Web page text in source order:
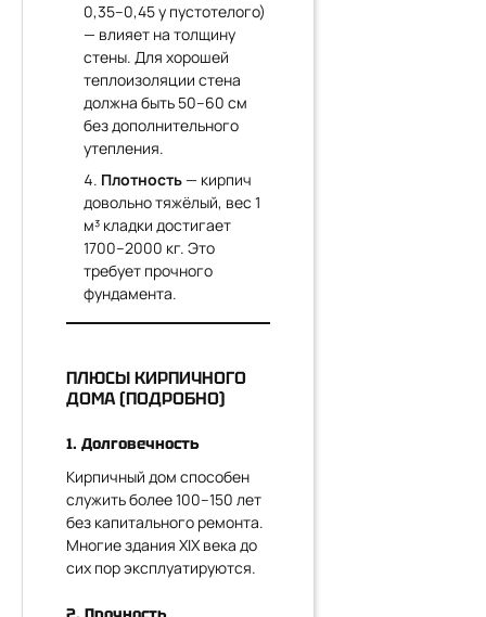
0,35–0,45 у пустотелого)
— влияет на толщину
стены. Для хорошей
теплоизоляции стена
должна быть 50–60 см
без дополнительного
утепления.
Плотность— кирпич
довольно тяжёлый, вес 1
м³ кладки достигает
1700–2000 кг. Это
требует прочного
фундамента.
ПЛЮСЫ КИРПИЧНОГО
ДОМА (ПОДРОБНО)
1. Долговечность
Кирпичный дом способен
служить более 100–150 лет
без капитального ремонта.
Многие здания XIX века до
сих пор эксплуатируются.